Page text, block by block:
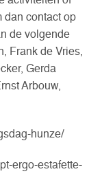
dan contact op
de volgende
Frank de Vries,
Gerda
Arbouw,
hunze/
ergo-estafette-